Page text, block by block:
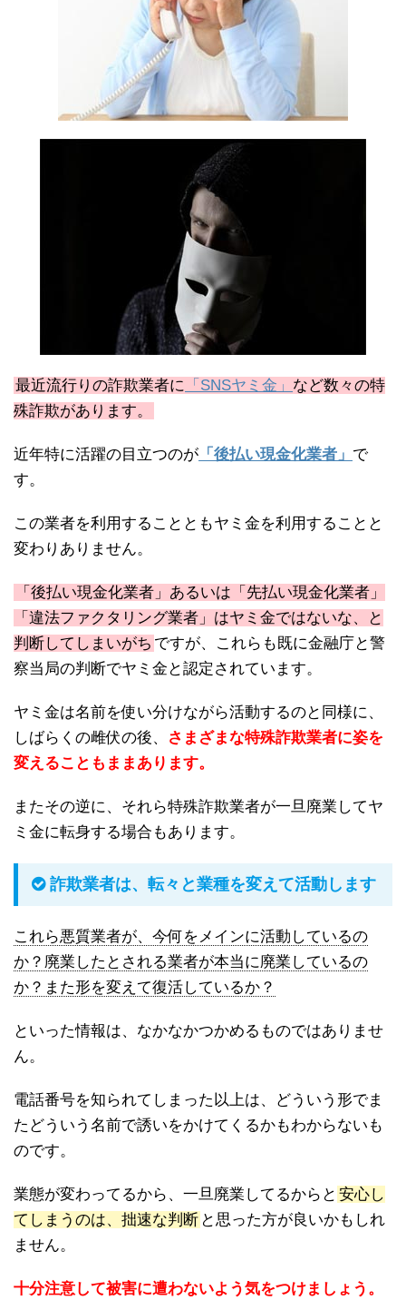
最近流行りの詐欺業者に 「SNSヤミ金」 など数々の特
殊詐欺があります。
近年特に活躍の目立つのが 「後払い現金化業者」 で
す。
この業者を利用することともヤミ金を利用することと
変わりありません。
「後払い現金化業者」あるいは「先払い現金化業者」
「違法ファクタリング業者」はヤミ金ではないな、と
判断してしまいがち ですが、これらも既に金融庁と警
察当局の判断でヤミ金と認定されています。
ヤミ金は名前を使い分けながら活動するのと同様に、
しばらくの雌伏の後、
さまざまな特殊詐欺業者に姿を
変えることもままあります。
またその逆に、それら特殊詐欺業者が一旦廃業してヤ
ミ金に転身する場合もあります。
詐欺業者は、転々と業種を変えて活動します
これら悪質業者が、今何をメインに活動しているの
か？廃業したとされる業者が本当に廃業しているの
か？また形を変えて復活しているか？
といった情報は、なかなかつかめるものではありませ
ん。
電話番号を知られてしまった以上は、どういう形でま
たどういう名前で誘いをかけてくるかもわからないも
のです。
業態が変わってるから、一旦廃業してるからと 安心し
てしまうのは、拙速な判断 と思った方が良いかもしれ
ません。
十分注意して被害に遭わないよう気をつけましょう。